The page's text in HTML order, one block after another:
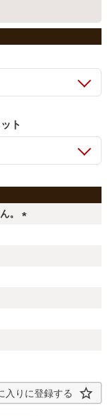
ト
。
入りに登録する